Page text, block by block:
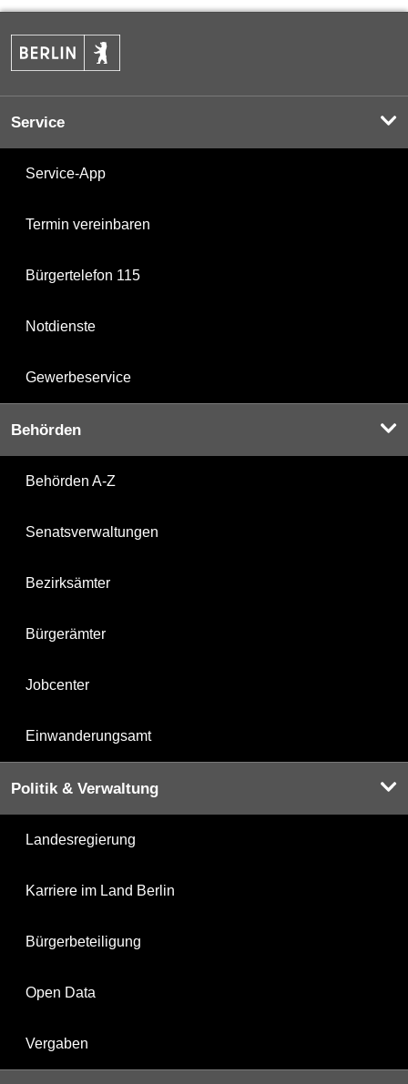
Service
Service-App
Termin vereinbaren
Bürgertelefon 115
Notdienste
Gewerbeservice
Behörden
Behörden A-Z
Senatsverwaltungen
Bezirksämter
Bürgerämter
Jobcenter
Einwanderungsamt
Politik & Verwaltung
Landesregierung
Karriere im Land Berlin
Bürgerbeteiligung
Open Data
Vergaben